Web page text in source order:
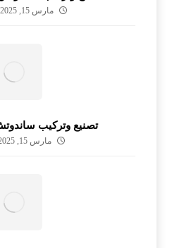
مارس 15, 2025
تصنيع وتركيب
مارس 15, 2025